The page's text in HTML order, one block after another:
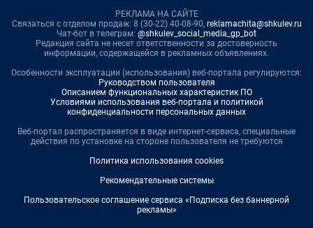
РЕКЛАМА НА САЙТЕ
Связаться с отделом продаж: 8 (30-22) 40-08-90, reklamachita@shkulev.ru
Чат-бот в телеграм: @shkulev_social_media_gp_bot
Редакция сайта не несет ответственности за достоверность
информации, содержащейся в рекламных объявлениях.
Особенности эксплуатации (использования) веб-портала регулируются:
Руководством пользователя
Описанием функциональных характеристик ПО
Условиями использования веб-портала и политикой
конфиденциальности персональных данных
Веб-портал распространяется в виде интернет-сервиса, специальные
действия по установке на стороне пользователя не требуются
Политика использования cookies
Рекомендательные системы
Пользовательское соглашение сервиса «Подписка без баннерной
рекламы»